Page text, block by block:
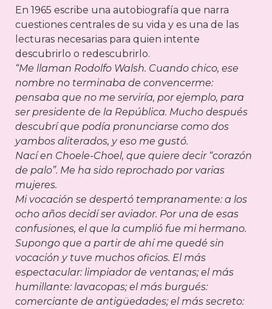
En 1965 escribe una autobiografía que narra
cuestiones centrales de su vida y es una de las
lecturas necesarias para quien intente
descubrirlo o redescubrirlo.
“Me llaman Rodolfo Walsh. Cuando chico, ese
nombre no terminaba de convencerme:
pensaba que no me serviría, por ejemplo, para
ser presidente de la República. Mucho después
descubrí que podía pronunciarse como dos
yambos aliterados, y eso me gustó.
Nací en Choele-Choel, que quiere decir “corazón
de palo”. Me ha sido reprochado por varias
mujeres.
Mi vocación se despertó tempranamente: a los
ocho años decidí ser aviador. Por una de esas
confusiones, el que la cumplió fue mi hermano.
Supongo que a partir de ahí me quedé sin
vocación y tuve muchos oficios. El más
espectacular: limpiador de ventanas; el más
humillante: lavacopas; el más burgués:
comerciante de antigüedades; el más secreto: